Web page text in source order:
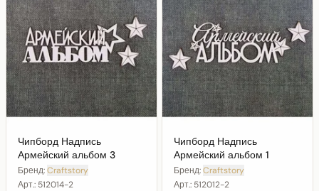
Чипборд Надпись
Армейский альбом 3
Бренд:Craftstory
Арт.: 512014-2
Чипборд Надпись
Армейский альбом 1
Бренд:Craftstory
Арт.: 512012-2